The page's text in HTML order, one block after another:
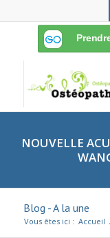
NOUVELLE
Blog - A la une
Vous êtes ici : Accueil